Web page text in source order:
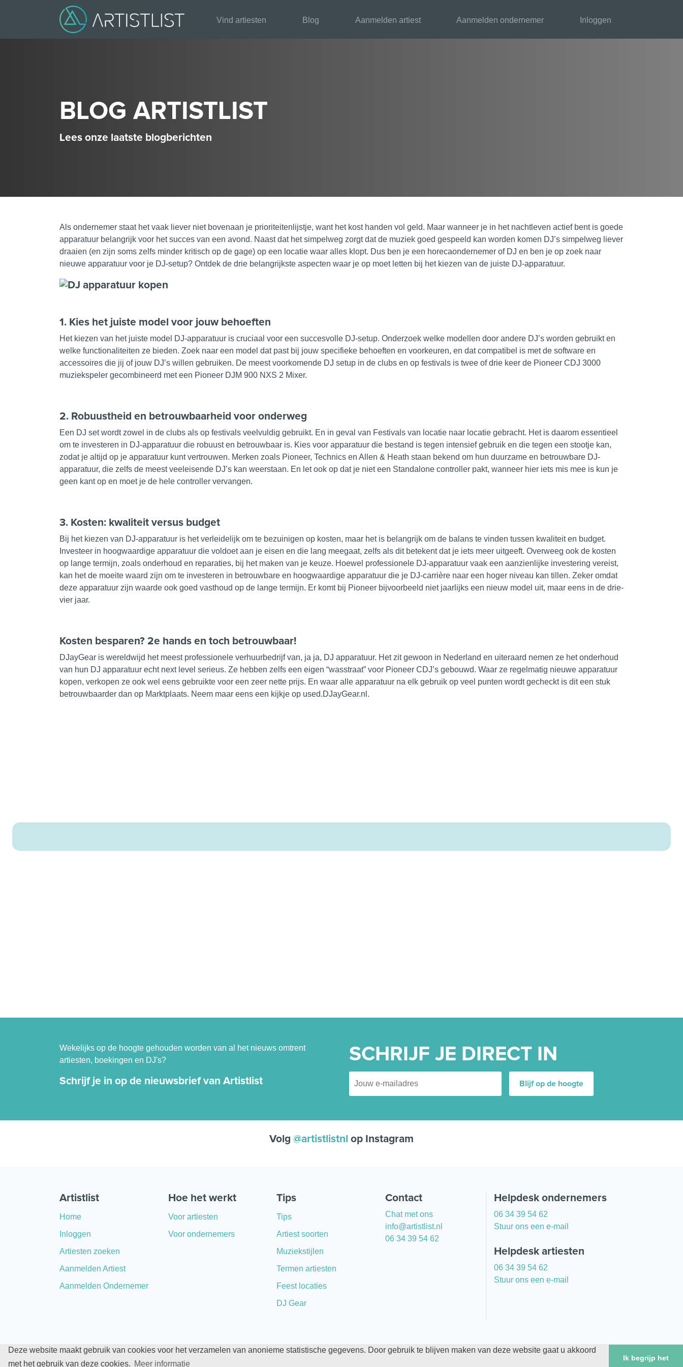
Deze website maakt gebruik van cookies voor het verzamelen van anonieme statistische gegevens. Door gebruik te blijven maken van deze website gaat u akkoord
met het gebruik van deze cookies. Meer informatie
Ik begrijp het
Vind artiesten Blog Aanmelden artiest Aanmelden ondernemer Inloggen
BLOG ARTISTLIST
Lees onze laatste blogberichten
Als ondernemer staat het vaak liever niet bovenaan je prioriteitenlijstje, want het kost handen vol geld. Maar wanneer je in het nachtleven actief bent is goede
apparatuur belangrijk voor het succes van een avond. Naast dat het simpelweg zorgt dat de muziek goed gespeeld kan worden komen DJ’s simpelweg liever
draaien (en zijn soms zelfs minder kritisch op de gage) op een locatie waar alles klopt. Dus ben je een horecaondernemer of DJ en ben je op zoek naar
nieuwe apparatuur voor je DJ-setup? Ontdek de drie belangrijkste aspecten waar je op moet letten bij het kiezen van de juiste DJ-apparatuur.
1. Kies het juiste model voor jouw behoeften
Het kiezen van het juiste model DJ-apparatuur is cruciaal voor een succesvolle DJ-setup. Onderzoek welke modellen door andere DJ’s worden gebruikt en
welke functionaliteiten ze bieden. Zoek naar een model dat past bij jouw specifieke behoeften en voorkeuren, en dat compatibel is met de software en
accessoires die jij of jouw DJ’s willen gebruiken. De meest voorkomende DJ setup in de clubs en op festivals is twee of drie keer de Pioneer CDJ 3000
muziekspeler gecombineerd met een Pioneer DJM 900 NXS 2 Mixer.
2. Robuustheid en betrouwbaarheid voor onderweg
Een DJ set wordt zowel in de clubs als op festivals veelvuldig gebruikt. En in geval van Festivals van locatie naar locatie gebracht. Het is daarom essentieel
om te investeren in DJ-apparatuur die robuust en betrouwbaar is. Kies voor apparatuur die bestand is tegen intensief gebruik en die tegen een stootje kan,
zodat je altijd op je apparatuur kunt vertrouwen. Merken zoals Pioneer, Technics en Allen & Heath staan ​​bekend om hun duurzame en betrouwbare DJ-
apparatuur, die zelfs de meest veeleisende DJ’s kan weerstaan. En let ook op dat je niet een Standalone controller pakt, wanneer hier iets mis mee is kun je
geen kant op en moet je de hele controller vervangen.
3. Kosten: kwaliteit versus budget
Bij het kiezen van DJ-apparatuur is het verleidelijk om te bezuinigen op kosten, maar het is belangrijk om de balans te vinden tussen kwaliteiten budget.
Investeer in hoogwaardige apparatuur die voldoet aan je eisen en die lang meegaat, zelfs als dit betekent dat je iets meer uitgeeft. Overweeg ook de kosten
op lange termijn, zoals onderhoud en reparaties, bij het maken van je keuze. Hoewel professionele DJ-apparatuur vaak een aanzienlijke investering vereist,
kan het de moeite waard zijn om te investeren in betrouwbare en hoogwaardige apparatuur die je DJ-carrière naar een hoger niveau kan tillen. Zeker omdat
deze apparatuur zijn waarde ook goed vasthoud op de lange termijn. Er komt bij Pioneer bijvoorbeeld niet jaarlijks een nieuw model uit, maar eens in de drie-
vier jaar.
Kosten besparen? 2e hands en toch betrouwbaar!
DJayGear is wereldwijd het meest professionele verhuurbedrijf van, ja ja, DJ apparatuur. Het zit gewoon in Nederland en uiteraard nemen ze het onderhoud
van hun DJ apparatuur echt next level serieus. Ze hebben zelfs een eigen “wasstraat” voor Pioneer CDJ’s gebouwd. Waar ze regelmatig nieuwe apparatuur
kopen, verkopen ze ook wel eens gebruikte voor een zeer nette prijs. En waar alle apparatuur na elk gebruik op veel punten wordt gecheckt is dit een stuk
betrouwbaarder dan op Marktplaats. Neem maar eens een kijkje op used.DJayGear.nl.
Wekelijks op de hoogte gehouden worden van al het nieuws omtrent
artiesten, boekingen en DJ's?
Schrijf je in op de nieuwsbrief van Artistlist
SCHRIJF JE DIRECT IN
Volg @artistlistnl op Instagram
Artistlist
Home
Inloggen
Artiesten zoeken
Aanmelden Artiest
Aanmelden Ondernemer
Hoe het werkt
Voor artiesten
Voor ondernemers
Tips
Tips
Artiest soorten
Muziekstijlen
Termen artiesten
Feest locaties
DJ Gear
Contact
Chat met ons
info@artistlist.nl
06 34 39 54 62
Helpdesk ondernemers
06 34 39 54 62
Stuur ons een e-mail
Helpdesk artiesten
06 34 39 54 62
Stuur ons een e-mail